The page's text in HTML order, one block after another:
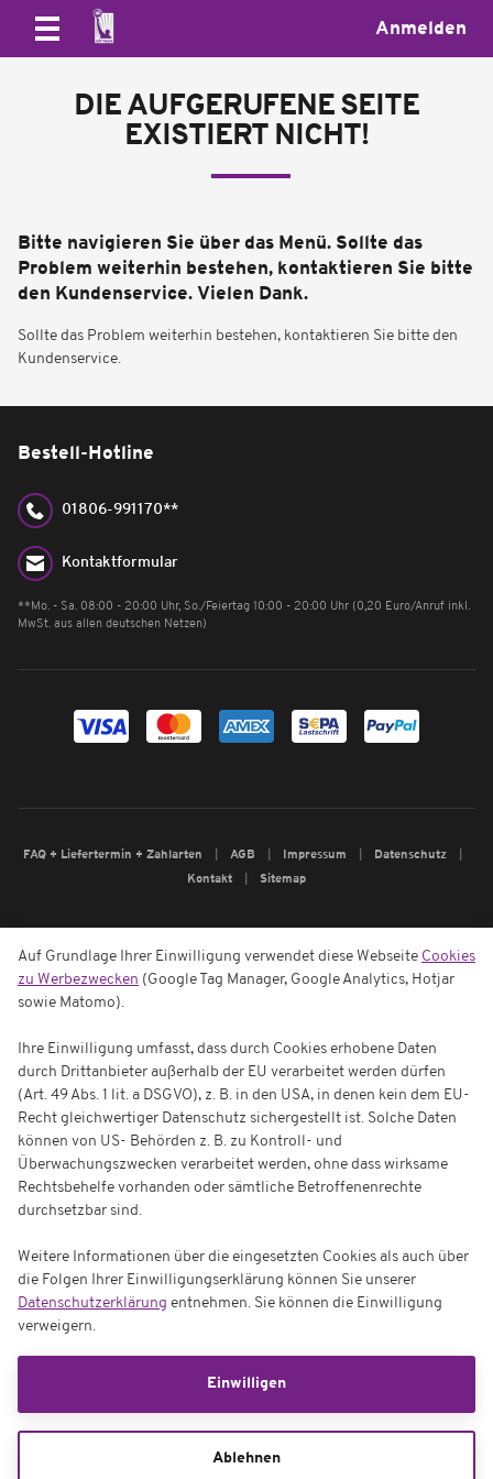
Anmelden
DIE AUFGERUFENE SEITE
EXISTIERT NICHT!
Bitte navigieren Sie über das Menü. Sollte das
Problem weiterhin bestehen, kontaktieren Sie bitte
den Kundenservice. Vielen Dank.
Sollte das Problem weiterhin bestehen, kontaktieren Sie bitte den
Kundenservice.
Bestell-Hotline
01806-991170**
Kontaktformular
**Mo. - Sa. 08:00 - 20:00 Uhr, So./Feiertag 10:00 - 20:00 Uhr (0,20 Euro/Anruf inkl.
MwSt. aus allen deutschen Netzen)
FAQ + Liefertermin + Zahlarten AGB Impressum
Datenschutz
Kontakt
Sitemap
Auf Grundlage Ihrer Einwilligung verwendet diese Webseite Cookies
zu Werbezwecken (Google Tag Manager, Google Analytics, Hotjar
sowie Matomo).
Ihre Einwilligung umfasst, dass durch Cookies erhobene Daten
durch Drittanbieter außerhalb der EU verarbeitet werden dürfen
(Art. 49 Abs. 1 lit. a DSGVO), z. B. in den USA, in denen kein dem EU-
Recht gleichwertiger Datenschutz sichergestellt ist. Solche Daten
können von US- Behörden z. B. zu Kontroll- und
Überwachungszwecken verarbeitet werden, ohne dass wirksame
Rechtsbehelfe vorhanden oder sämtliche Betroffenenrechte
durchsetzbar sind.
Weitere Informationen über die eingesetzten Cookies als auch über
die Folgen Ihrer Einwilligungserklärung können Sie unserer
Datenschutzerklärung entnehmen. Sie können die Einwilligung
verweigern.
Einwilligen
Ablehnen